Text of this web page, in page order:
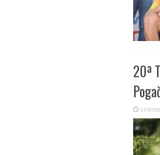
20ª
17/07/